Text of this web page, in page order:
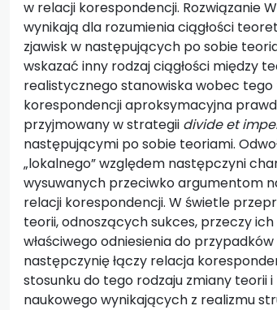
w relacji korespondencji. Rozwiązanie
wynikają dla rozumienia ciągłości
zjawisk w następujących po sobie
wskazać inny rodzaj ciągłości między
realistycznego stanowiska wobec
korespondencji aproksymacyjna
przyjmowany w strategii divide et
następującymi po sobie teoriami.
„lokalnego” względem następczyni
wysuwanych przeciwko argumentom
relacji korespondencji. W świetle
teorii, odnoszących sukces, przeczy
właściwego odniesienia do
następczynię łączy relacja
stosunku do tego rodzaju zmiany
naukowego wynikających z realizmu